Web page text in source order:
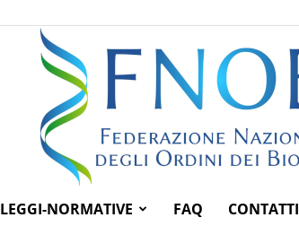
LEGGI-NORMATIVE FAQ CONTATTI